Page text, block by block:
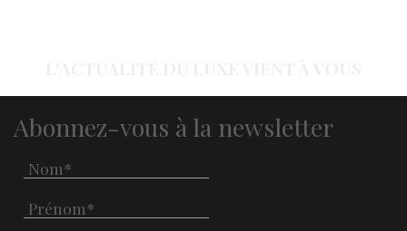
Abonnez-vous à la newsletter